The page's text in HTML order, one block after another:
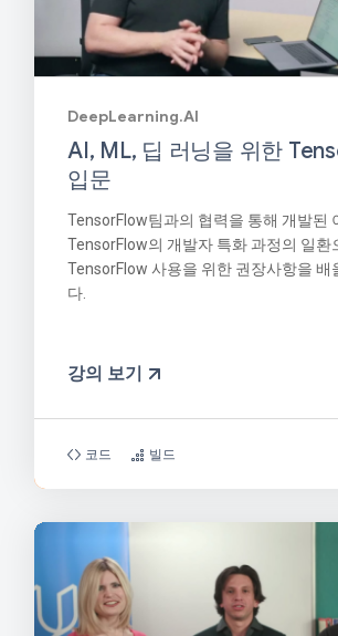
DeepLearning.AI
AI, ML, 딥 러닝을 위한
입문
TensorFlow팀과의 협력을 통해 개발된
TensorFlow의 개발자 특화 과정의 일환
TensorFlow 사용을 위한 권장사항을 배
다.
강의 보기
코드 빌드